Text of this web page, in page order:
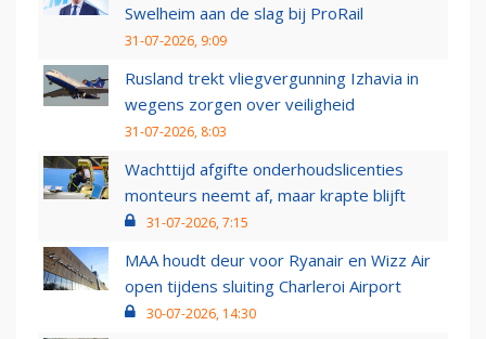
Swelheim aan de slag bij ProRail
31-07-2026, 9:09
Rusland trekt vliegvergunning Izhavia in
wegens zorgen over veiligheid
31-07-2026, 8:03
Wachttijd afgifte onderhoudslicenties
monteurs neemt af, maar krapte blijft
31-07-2026, 7:15
MAA houdt deur voor Ryanair en Wizz Air
open tijdens sluiting Charleroi Airport
30-07-2026, 14:30